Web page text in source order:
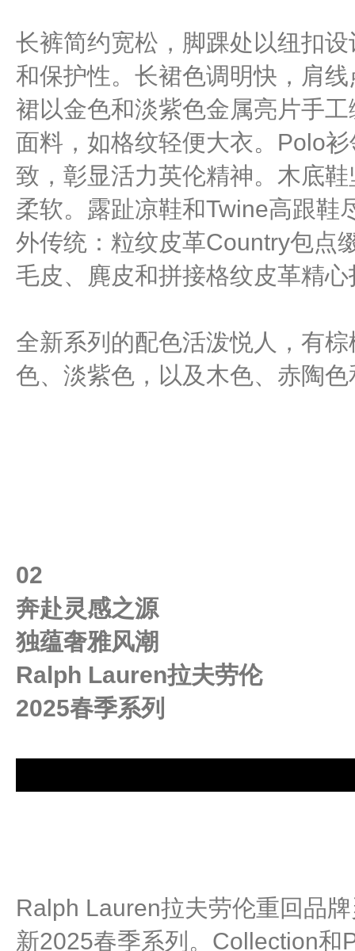
长裤简约宽松，脚踝处以纽扣
和保护性。长裙色调明快，肩
裙以金色和淡紫色金属亮片手
面料，如格纹轻便大衣。Polo
致，彰显活力英伦精神。木底
柔软。露趾凉鞋和Twine高跟鞋
外传统：粒纹皮革Country包点
毛皮、麂皮和拼接格纹皮革精心
全新系列的配色活泼悦人，有
色、淡紫色，以及木色、赤陶
02
奔赴灵感之源
独蕴奢雅风潮
Ralph Lauren拉夫劳伦
2025春季系列
Ralph Lauren拉夫劳伦重回品
新2025春季系列。Collection